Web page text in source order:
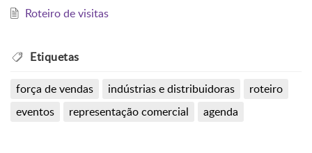
Roteiro de visitas
Etiquetas
força de vendas indústrias e distribuidoras
roteiro
eventos
representação comercial agenda